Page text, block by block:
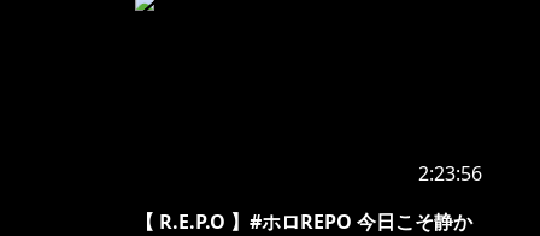
2:23:56
【 R.E.P.O 】#ホロREPO 今日こそ静か